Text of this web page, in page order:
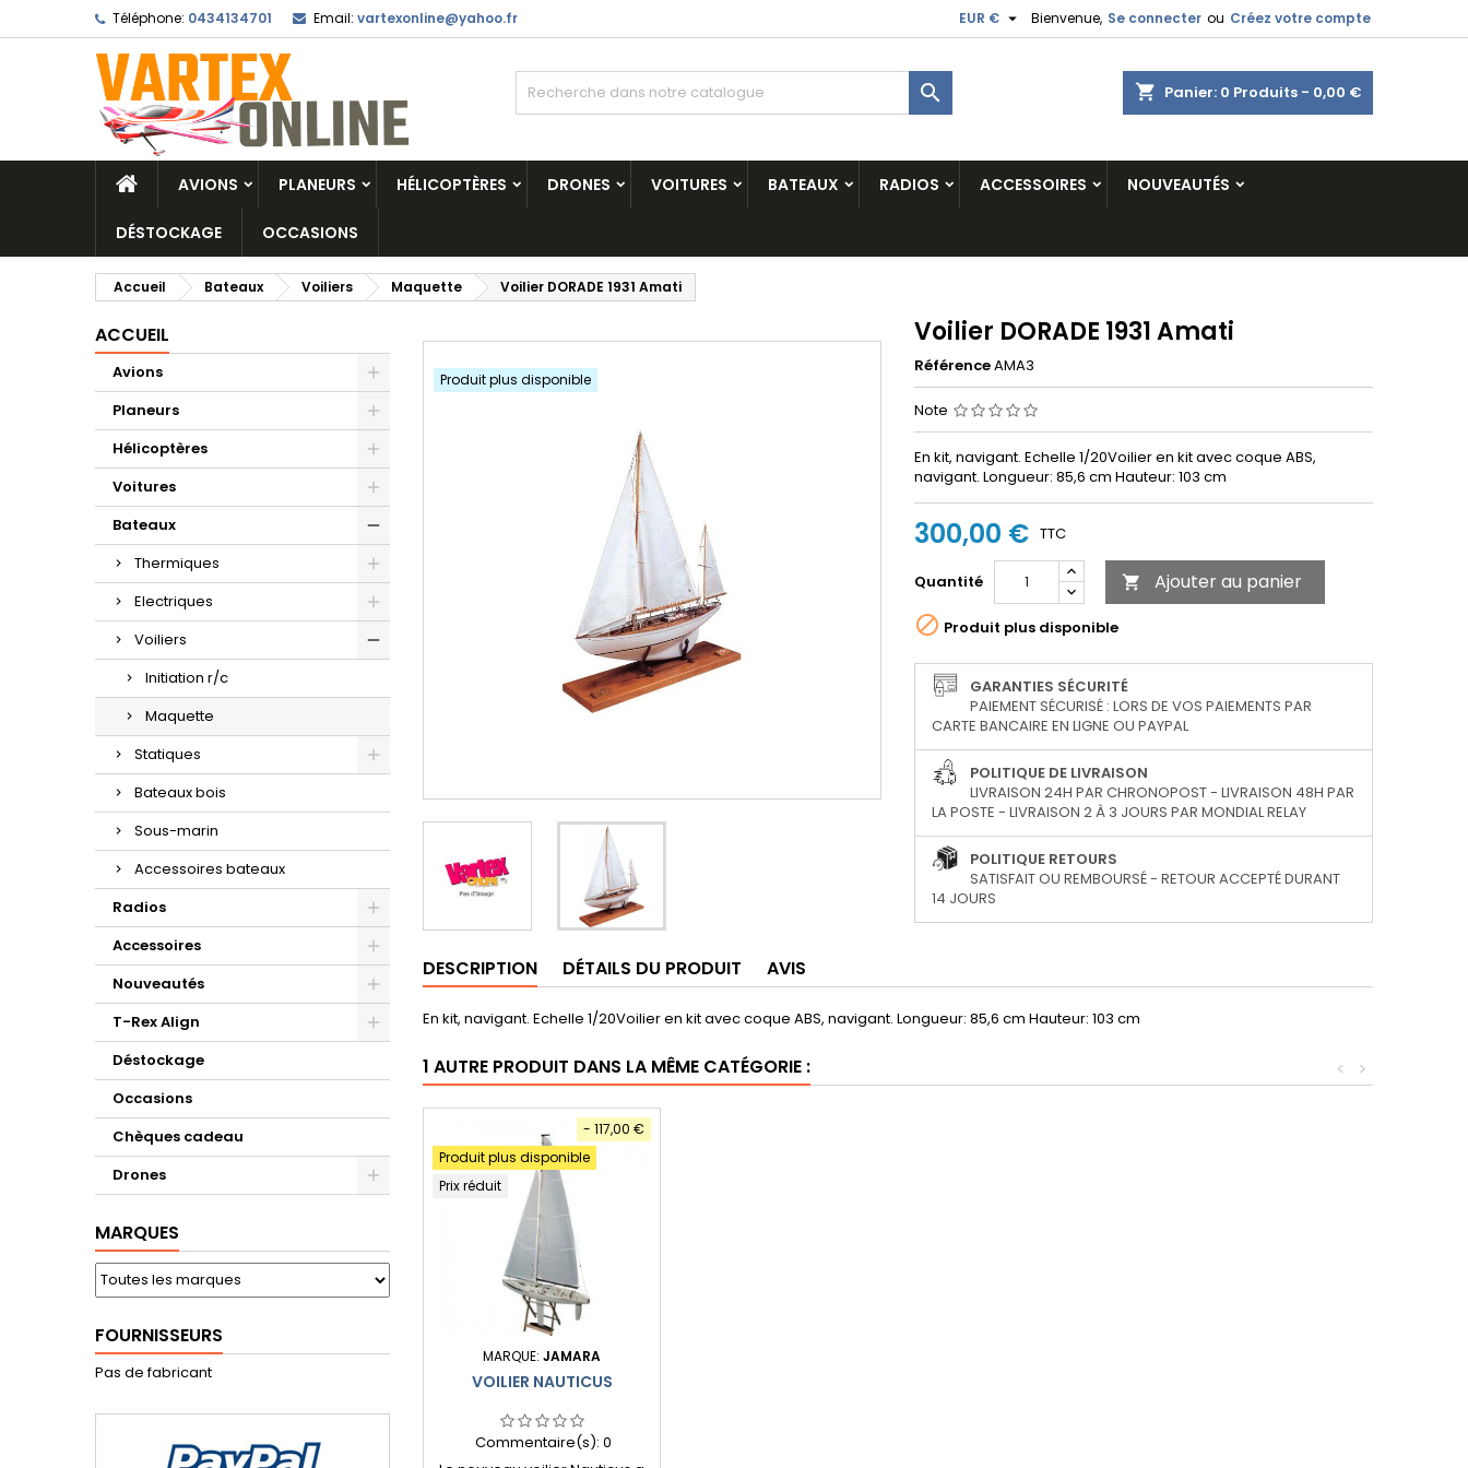
Téléphone: 0434134701 Email: vartexonline@yahoo.fr Bienvenue, Se connecter ou Créez votre compte
EUR € 
shopping_cart Panier: 0 Produits - 0,00 €

AVIONS PLANEURS HÉLICOPTÈRES DRONES VOITURES BATEAUX RADIOS ACCESSOIRES NOUVEAUTÉS
DÉSTOCKAGE OCCASIONS
Accueil Bateaux Voiliers Maquette Voilier DORADE 1931 Amati
ACCUEIL
Avions
Planeurs
Hélicoptères
Voitures
Bateaux
Thermiques
Electriques
Voiliers
Initiation r/c
Maquette
Statiques
Bateaux bois
Sous-marin
Accessoires bateaux
Radios
Accessoires
Nouveautés
T-Rex Align
Déstockage
Occasions
Chèques cadeau
Drones
MARQUES
FOURNISSEURS
Pas de fabricant
Produit plus disponible
Voilier DORADE 1931 Amati
RéférenceAMA3
Note
En kit, navigant. Echelle 1/20Voilier en kit avec coque ABS,
navigant. Longueur: 85,6 cm Hauteur: 103 cm
300,00 € TTC
Quantité  Ajouter au panier
 Produit plus disponible
GARANTIES SÉCURITÉ
PAIEMENT SÉCURISÉ : LORS DE VOS PAIEMENTS PAR
CARTE BANCAIRE EN LIGNE OU PAYPAL
POLITIQUE DE LIVRAISON
LIVRAISON 24H PAR CHRONOPOST - LIVRAISON 48H PAR
LA POSTE - LIVRAISON 2 À 3 JOURS PAR MONDIAL RELAY
POLITIQUE RETOURS
SATISFAIT OU REMBOURSÉ - RETOUR ACCEPTÉ DURANT
14 JOURS
DESCRIPTION DÉTAILS DU PRODUIT AVIS
En kit, navigant. Echelle 1/20Voilier en kit avec coque ABS, navigant. Longueur: 85,6 cm Hauteur: 103 cm
1 AUTRE PRODUIT DANS LA MÊME CATÉGORIE : >
<
- 117,00 €
Produit plus disponible
Prix réduit
MARQUE: JAMARA
VOILIER NAUTICUS
Commentaire(s): 0